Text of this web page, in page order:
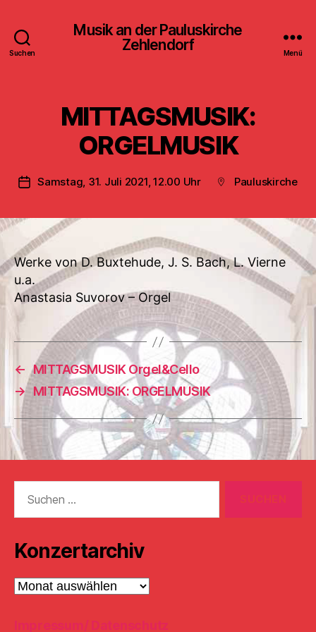
Suchen
Musik an der Pauluskirche
Zehlendorf
Menü
MITTAGSMUSIK:
ORGELMUSIK
Veröffentlichungsdatum
Samstag, 31. Juli 2021, 12.00 Uhr Beitragsort
Pauluskirche
Werke von D. Buxtehude, J. S. Bach, L. Vierne
u.a.
Anastasia Suvorov – Orgel
← MITTAGSMUSIK Orgel&Cello
→ MITTAGSMUSIK: ORGELMUSIK
nach:
Konzertarchiv
Konzertarchiv
Impressum/ Datenschutz